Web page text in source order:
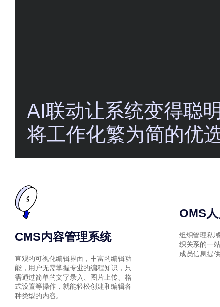
AI联动让系统变得聪
将工作化繁为简的优
CMS内容管理系统
直观的可视化编辑界面，丰富的编辑功
能，用户无需掌握专业的编程知识，只
需通过简单的文字录入、图片上传、格
式设置等操作，就能轻松创建和编辑各
种类型的内容。
OMS
组织管理私
织关系的一
成员信息提